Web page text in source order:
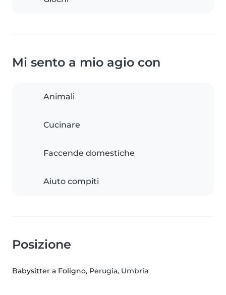
Mi sento a mio agio con
Animali
Cucinare
Faccende domestiche
Aiuto compiti
Posizione
Babysitter a Foligno, Perugia, Umbria